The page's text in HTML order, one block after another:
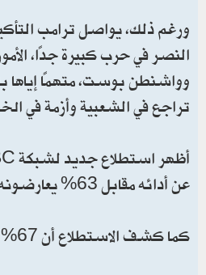
ورغم ذلك، يواصل ترامب
النصر في حرب كبيرة جدًا،
وواشنطن بوست، متهمًا إياها
تراجع في الشعبية وأزمة في
عن أدائه مقابل 63% يعارضونه.
كما كشف الاستطلاع أن 67% من الأمريكيين يرفضون طريقة تعامله مع حرب إيران، مقابل 33% يؤيدونها.